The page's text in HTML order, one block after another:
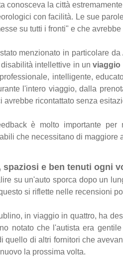
conosceva la città
con facilità. Le sue
su tutti i fronti" e che
stato menzionato in particolare
intellettive in unviaggio
intelligente,
l'intero viaggio, dalla
avrebbe ricontattato senza
è molto importante
che necessitano di maggiore
spaziosi e ben tenuti ogni
su un'auto sporca dopo un
si riflette nelle recensioni
in viaggio in quattro, ha
notato che l'autista era
quello di altri fornitori che
la prossima volta.